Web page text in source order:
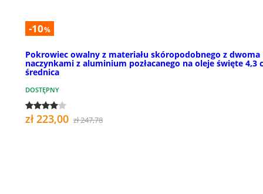
-10%
Pokrowiec owalny z materiału skóropodobnego z dwoma
naczynkami z aluminium pozłacanego na oleje święte 4,3
średnica
DOSTĘPNY
zł 223,00 zł 247,78